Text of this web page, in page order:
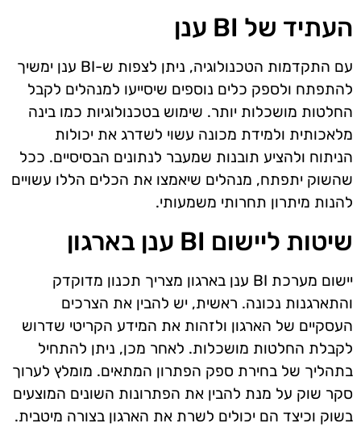
העתיד של BI ענן
עם התקדמות הטכנולוגיה, ניתן לצפות ש-BI ענן ימשיך
להתפתח ולספק כלים נוספים שיסייעו למנהלים לקבל
החלטות מושכלות יותר. שימוש בטכנולוגיות כמו בינה
מלאכותית ולמידת מכונה עשוי לשדרג את יכולות
הניתוח ולהציע תובנות שמעבר לנתונים הבסיסיים. ככל
שהשוק יתפתח, מנהלים שיאמצו את הכלים הללו עשויים
להנות מיתרון תחרותי משמעותי.
שיטות ליישום BI ענן בארגון
יישום מערכת BI ענן בארגון מצריך תכנון מדוקדק
והתארגנות נכונה. ראשית, יש להבין את הצרכים
העסקיים של הארגון ולזהות את המידע הקריטי שדרוש
לקבלת החלטות מושכלות. לאחר מכן, ניתן להתחיל
בתהליך של בחירת ספק הפתרון המתאים. מומלץ לערוך
סקר שוק על מנת להבין את הפתרונות השונים המוצעים
בשוק וכיצד הם יכולים לשרת את הארגון בצורה מיטבית.